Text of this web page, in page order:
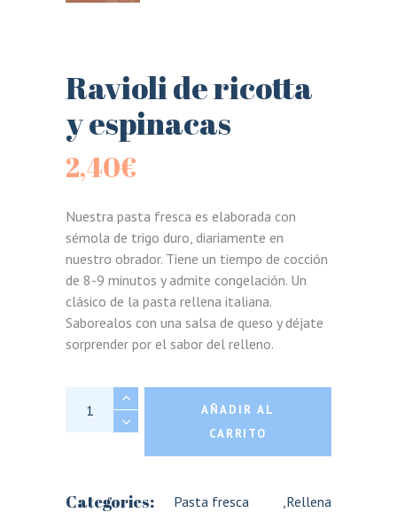
Ravioli de ricotta
y espinacas
2,40€
Nuestra pasta fresca es elaborada con
sémola de trigo duro, diariamente en
nuestro obrador. Tiene un tiempo de cocción
de 8-9 minutos y admite congelación. Un
clásico de la pasta rellena italiana.
Saborealos con una salsa de queso y déjate
sorprender por el sabor del relleno.
Ravioli de ricotta y espinacas quantity
AÑADIR AL
CARRITO
Categories:
Pasta fresca
,Rellena